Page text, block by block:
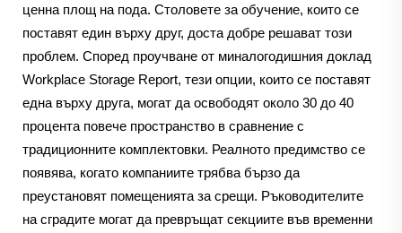
ценна площ на пода. Столовете за обучение, които се
поставят един върху друг, доста добре решават този
проблем. Според проучване от миналогодишния доклад
Workplace Storage Report, тези опции, които се поставят
една върху друга, могат да освободят около 30 до 40
процента повече пространство в сравнение с
традиционните комплектовки. Реалното предимство се
появява, когато компаниите трябва бързо да
преустановят помещенията за срещи. Ръководителите
на сградите могат да превръщат секциите във временни